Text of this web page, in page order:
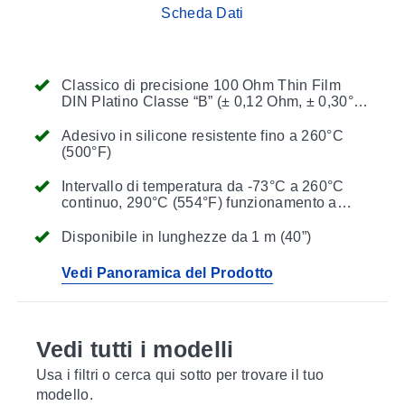
Classico di precisione 100 Ohm Thin Film
DIN Platino Classe “B” (± 0,12 Ohm, ± 0,30°C
Adesivo in silicone resistente fino a 260°C
(500°F)
Intervallo di temperatura da -73°C a 260°C
continuo, 290°C (554°F) funzionamento a
OMEGABOND Air Set
Disponibile in lunghezze da 1 m (40”)
Vedi Panoramica del Prodotto
Scheda Dati
Vedi tutti i modelli
Usa i filtri o cerca qui sotto per trovare il tuo
modello.